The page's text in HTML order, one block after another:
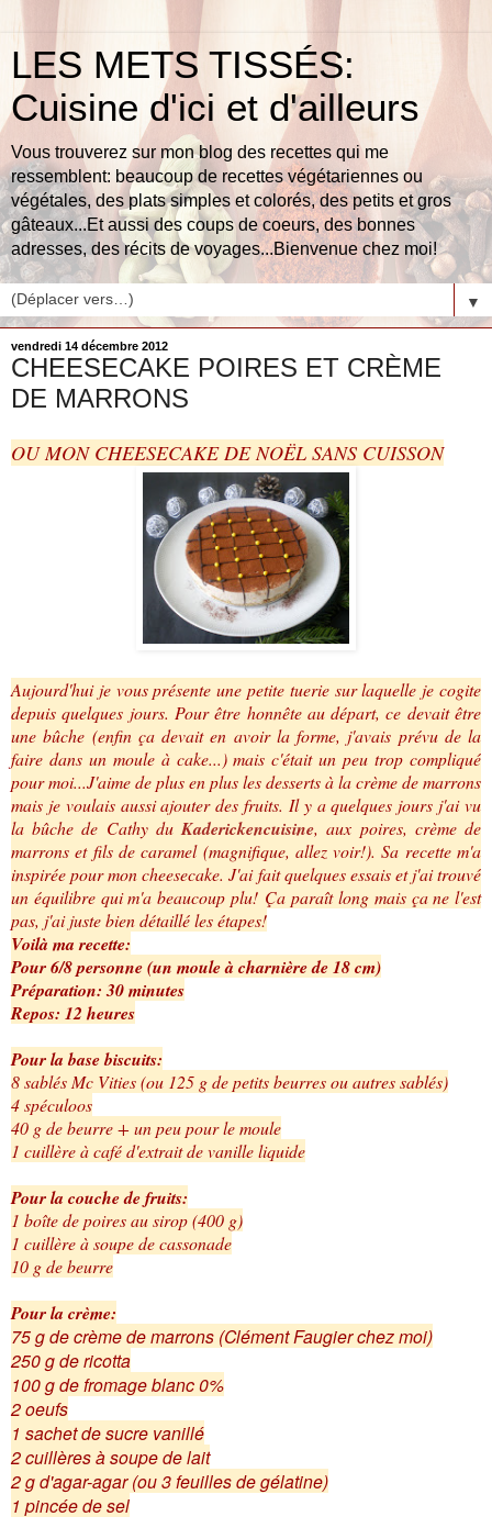
LES METS TISSÉS:
Cuisine d'ici et d'ailleurs
Vous trouverez sur mon blog des recettes qui me
ressemblent: beaucoup de recettes végétariennes ou
végétales, des plats simples et colorés, des petits et gros
gâteaux...Et aussi des coups de coeurs, des bonnes
adresses, des récits de voyages...Bienvenue chez moi!
▼
vendredi 14 décembre 2012
CHEESECAKE POIRES ET CRÈME
DE MARRONS
OU MON CHEESECAKE DE NOËL SANS CUISSON
Aujourd'hui je vous présente une petite tuerie sur laquelle je cogite
depuis quelques jours. Pour être honnête au départ, ce devait être
une bûche (enfin ça devait en avoir la forme, j'avais prévu de la
faire dans un moule à cake...) mais c'était un peu trop compliqué
pour moi...J'aime de plus en plus les desserts à la crème de marrons
mais je voulais aussi ajouter des fruits. Il y a quelques jours j'ai vu
la bûche de Cathy duKaderickencuisine, aux poires, crème de
marrons et fils de caramel (magnifique, allez voir!). Sa recette m'a
inspirée pour mon cheesecake. J'ai fait quelques essais et j'ai trouvé
un équilibre qui m'a beaucoup plu! Ça paraît long mais ça ne l'est
pas, j'ai juste bien détaillé les étapes!
Voilà ma recette:
Pour 6/8 personne (un moule à charnière de 18 cm)
Préparation: 30 minutes
Repos: 12 heures
Pour la base biscuits:
8 sablés Mc Vities (ou 125 g de petits beurres ou autres sablés)
4 spéculoos
40 g de beurre + un peu pour le moule
1 cuillère à café d'extrait de vanille liquide
Pour la couche de fruits:
1 boîte de poires au sirop (400 g)
1 cuillère à soupe de cassonade
10 g de beurre
Pour la crème:
75 g de crème de marrons (Clément Faugier chez moi)
250 g de ricotta
100 g de fromage blanc 0%
2 oeufs
1 sachet de sucre vanillé
2 cuillères à soupe de lait
2 g d'agar-agar (ou 3 feuilles de gélatine)
1 pincée de sel